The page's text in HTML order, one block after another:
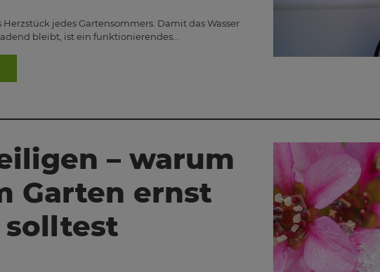
jedes Gartensommers. Damit das Wasser
bleibt, ist ein funktionierendes…
– warum
Garten ernst
solltest